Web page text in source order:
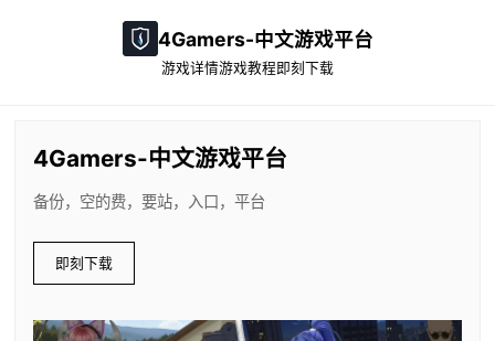
4Gamers-中文游戏平台
游戏详情游戏教程 即刻下载
4Gamers-中文游戏平台
备份，空的费，要站，入口，平台
即刻下载